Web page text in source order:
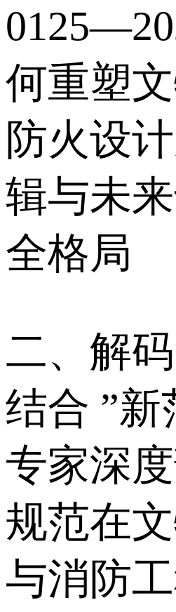
何重塑
防火设
辑与未
全格局
二、解
结合 ”新
专家深
规范在
与消防